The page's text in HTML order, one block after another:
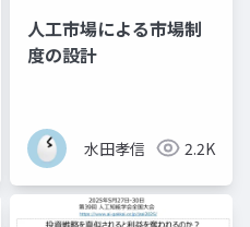
人工市場による市場制
度の設計
水田孝信 2.2K